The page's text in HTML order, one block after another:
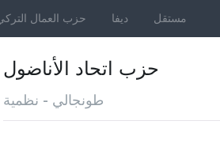
حزب العمال ديفا مستقل
حزب اتحاد الأناضول
طونجالي - نظمية